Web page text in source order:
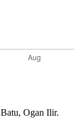
Ogan Ilir.